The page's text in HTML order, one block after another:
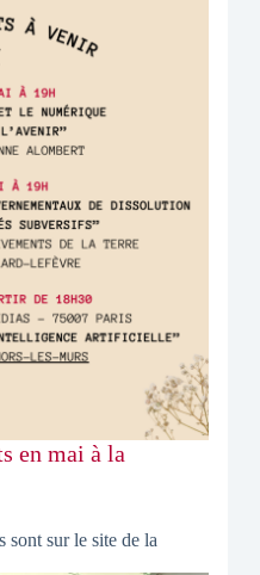
en mai à la
sont sur le site de la